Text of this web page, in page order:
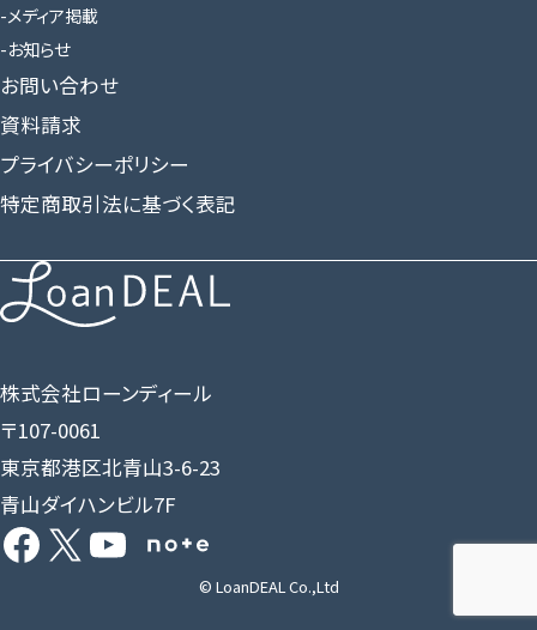
株式会社ローンディール
〒107-0061
東京都港区北青山3-6-23
青山ダイハンビル7F
Facebook
X YouTube
Share Icon
メディア掲載
お知らせ
お問い合わせ
資料請求
プライバシーポリシー
特定商取引法に基づく表記
© LoanDEAL Co.,Ltd